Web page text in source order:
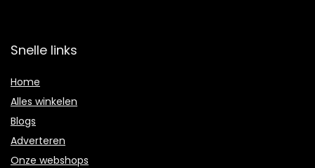
Snelle links
Home
Alles winkelen
Blogs
Adverteren
Onze webshops